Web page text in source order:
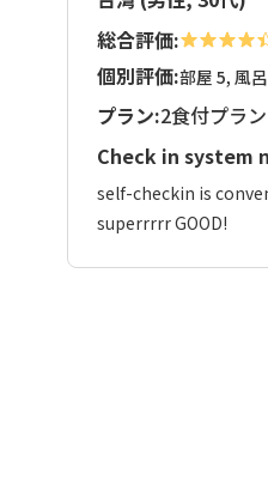
総合評価:
個別評価:部屋 5, 風
プラン:2食付プラン
Check in system
self-checkin is
superrrrr GOOD!